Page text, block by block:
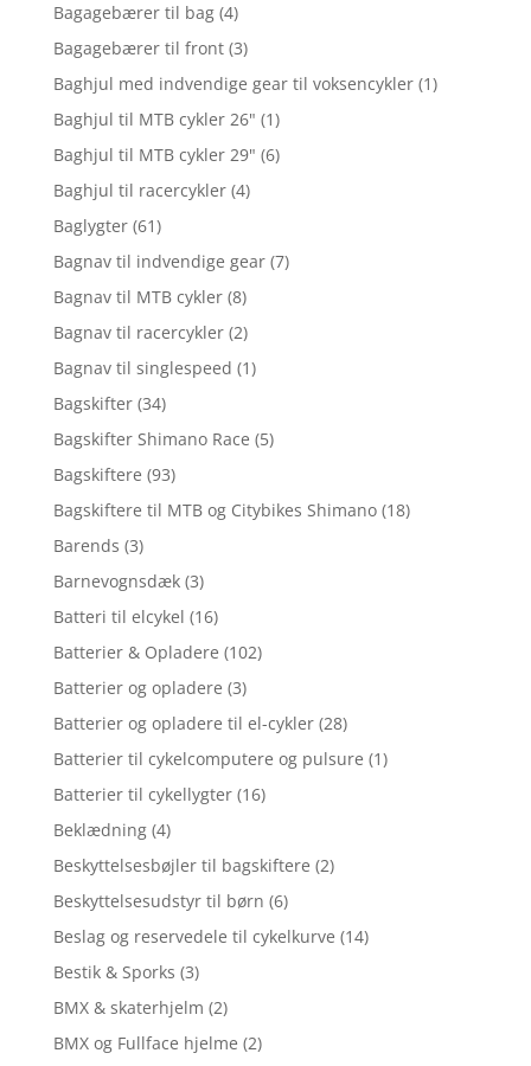
Bagagebærer til bag (4)
Bagagebærer til front (3)
Baghjul med indvendige gear til voksencykler (1)
Baghjul til MTB cykler 26" (1)
Baghjul til MTB cykler 29" (6)
Baghjul til racercykler (4)
Baglygter (61)
Bagnav til indvendige gear (7)
Bagnav til MTB cykler (8)
Bagnav til racercykler (2)
Bagnav til singlespeed (1)
Bagskifter (34)
Bagskifter Shimano Race (5)
Bagskiftere (93)
Bagskiftere til MTB og Citybikes Shimano (18)
Barends (3)
Barnevognsdæk (3)
Batteri til elcykel (16)
Batterier & Opladere (102)
Batterier og opladere (3)
Batterier og opladere til el-cykler (28)
Batterier til cykelcomputere og pulsure (1)
Batterier til cykellygter (16)
Beklædning (4)
Beskyttelsesbøjler til bagskiftere (2)
Beskyttelsesudstyr til børn (6)
Beslag og reservedele til cykelkurve (14)
Bestik & Sporks (3)
BMX & skaterhjelm (2)
BMX og Fullface hjelme (2)